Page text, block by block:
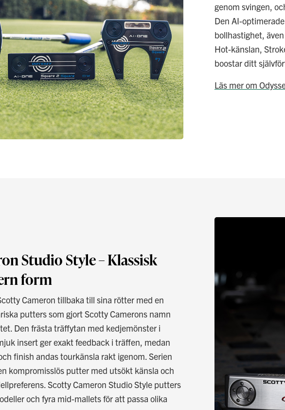
genom svingen,
Den AI-
bollhastighet,
Hot-känslan,
boostar ditt
Läs mer om
Studio Style – Klassisk
form
Cameron tillbaka till sina rötter med en
putters som gjort Scotty Camerons namn
Den frästa träffytan med kedjemönster i
insert ger exakt feedback i träffen, medan
finish andas tourkänsla rakt igenom. Serien
kompromisslös putter med utsökt känsla och
Scotty Cameron Studio Style putters
och fyra mid-mallets för att passa olika